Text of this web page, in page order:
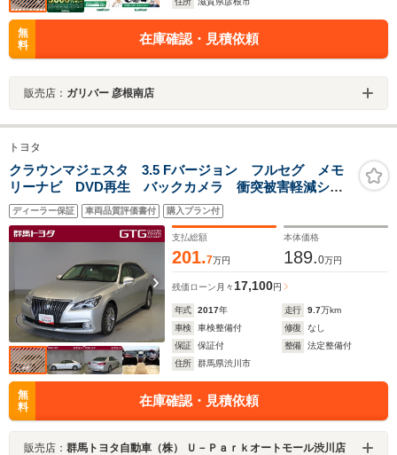
無
料
在庫確認・見積依頼
販売店： ガリバー 彦根南店
トヨタ
クラウンマジェスタ 3.5 Fバージョン フルセグ メモ
リーナビ DVD再生 バックカメラ 衝突被害軽減シス
テム ETC LEDヘッドランプ
ディーラー保証 車両品質評価書付 購入プラン付
支払総額
201.7万円
本体価格
189.0万円
残価ローン 月々 17,100円
年式 2017年 走行 9.7万km
車検
車検整備付 修復
なし
保証
保証付 整備
法定整備付
住所
群馬県渋川市
無
料
在庫確認・見積依頼
販売店： 群馬トヨタ自動車（株） Ｕ－Ｐａｒｋオートモール渋川店